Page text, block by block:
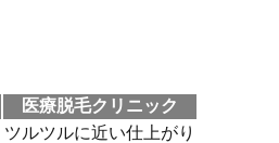
医療脱毛クリニック
ツルツルに近い仕上がり